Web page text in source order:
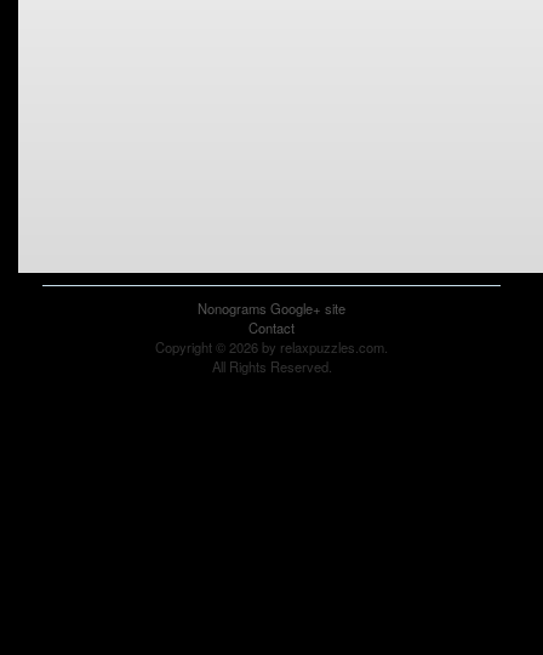
Nonograms Google+ site
Contact
Copyright © 2026 by relaxpuzzles.com.
All Rights Reserved.